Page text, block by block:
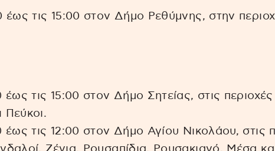
έως τις 15:00 στον Δήμο Ρεθύμνης, στην
τις 15:00 στον Δήμο Σητείας, στις περιοχές
Πεύκοι.
έως τις 12:00 στον Δήμο Αγίου Νικολάου, στις